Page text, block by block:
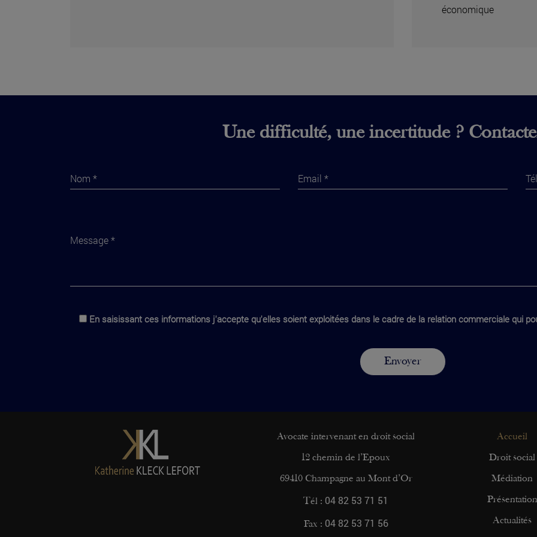
économique
Une difficulté, une incertitude ?
En saisissant ces informations j'accepte qu'elles soient exploitées dans le cadre de la relation commerciale qui
Avocate intervenant en droit social
12 chemin de l’Epoux
69410 Champagne au Mont d’Or
Tél : 04 82 53 71 51
Fax : 04 82 53 71 56
Accueil
Droit social
Médiation
Présentation
Actualités